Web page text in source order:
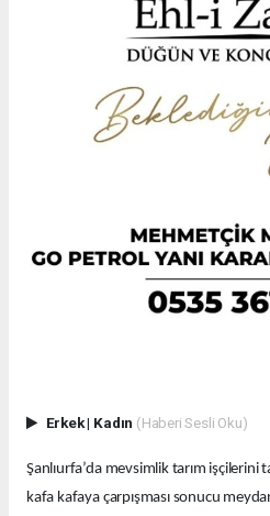
Erkek| Kadın (Haberi Sesli Oku)
Şanlıurfa’da mevsimlik tarım
kafa kafaya çarpışması sonucu